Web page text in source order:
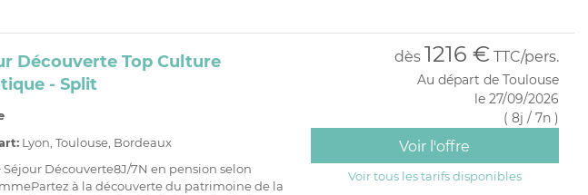
Découverte Top Culture
- Split
Lyon, Toulouse, Bordeaux
Séjour Découverte8J/7N en pension selon
à la découverte du patrimoine de la
dès 1216 € TTC/pers.
Au départ de Toulouse
le 27/09/2026
( 8j / 7n )
Voir l'offre
Voir tous les tarifs disponibles